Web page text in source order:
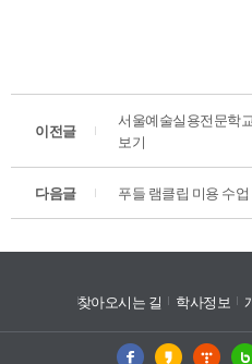
이전글
서울예술실용전문학
보기
다음글 푸들 램클립 미용 수
찾아오시는 길 학사정보